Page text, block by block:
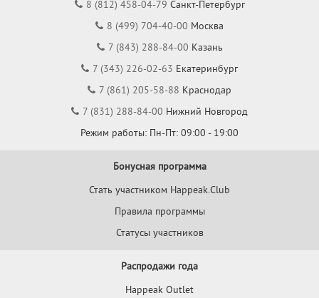
8 (812) 458-04-79 Санкт-Петербург
8 (499) 704-40-00 Москва
7 (843) 288-84-00 Казань
7 (343) 226-02-63 Екатеринбург
7 (861) 205-58-88 Краснодар
7 (831) 288-84-00 Нижний Новгород
Режим работы: Пн-Пт: 09:00 - 19:00
Бонусная программа
Стать участником Happeak.Club
Правила программы
Статусы участников
Распродажи года
Happeak Outlet